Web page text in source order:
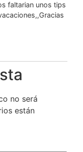
faltarian unos tips
no será
están